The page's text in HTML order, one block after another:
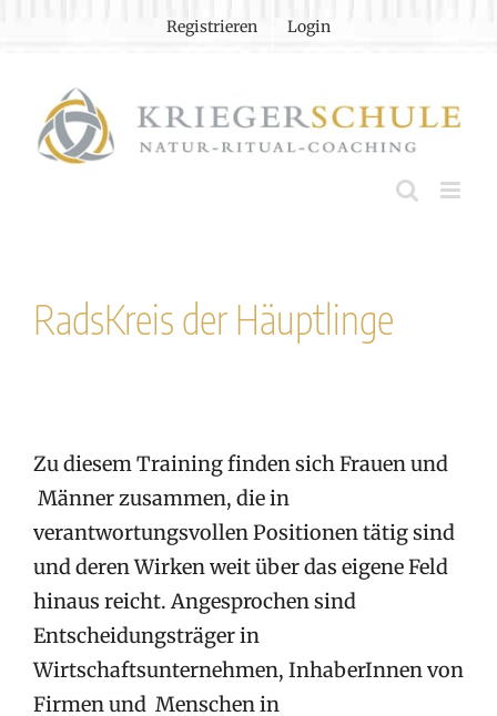
springen
Registrieren Login
RadsKreis der Häuptlinge
Zu diesem Training finden sich Frauen und
Männer zusammen, die in
verantwortungsvollen Positionen tätig sind
und deren Wirken weit über das eigene Feld
hinaus reicht. Angesprochen sind
Entscheidungsträger in
Wirtschaftsunternehmen, InhaberInnen von
Firmen und Menschen in